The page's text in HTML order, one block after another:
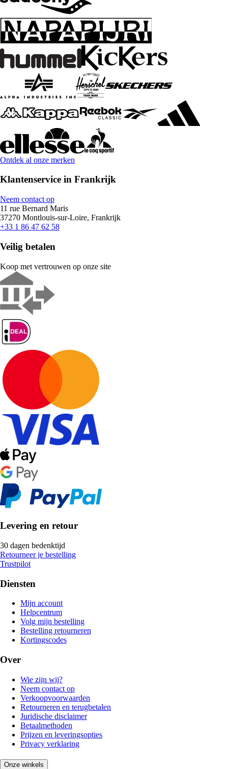
Ontdek al onze merken
Klantenservice in Frankrijk
Neem contact op
11 rue Bernard Maris
37270 Montlouis-sur-Loire, Frankrijk
+33 1 86 47 62 58
Veilig betalen
Koop met vertrouwen op onze site
Levering en retour
30 dagen bedenktijd
Retourneer je bestelling
Trustpilot
Diensten
Mijn account
Helpcentrum
Volg mijn bestelling
Bestelling retourneren
Kortingscodes
Over
Wie zijn wij?
Neem contact op
Verkoopvoorwaarden
Retourneren en terugbetalen
Juridische disclaimer
Betaalmethoden
Prijzen en leveringsopties
Privacy verklaring
Onze winkels